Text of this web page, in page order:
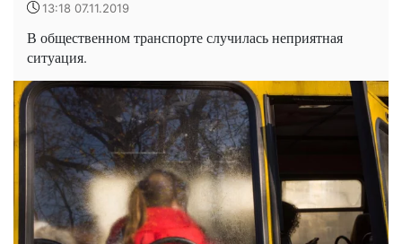
13:18 07.11.2019
В общественном транспорте случилась неприятная
ситуация.